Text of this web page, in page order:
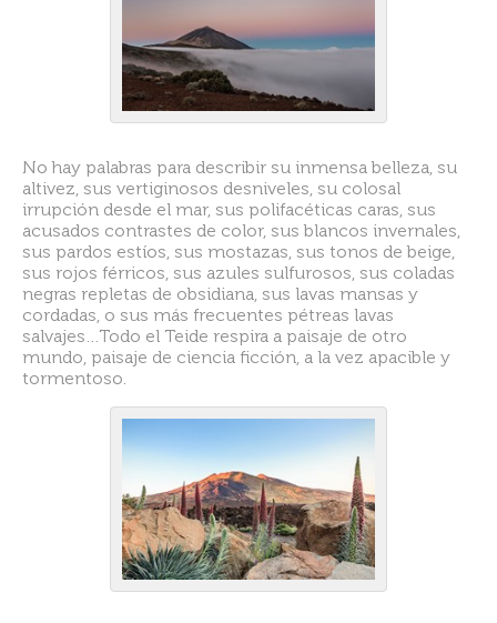
No hay palabras para describir su inmensa belleza, su
altivez, sus vertiginosos desniveles, su colosal
irrupción desde el mar, sus polifacéticas caras, sus
acusados contrastes de color, sus blancos invernales,
sus pardos estíos, sus mostazas, sus tonos de beige,
sus rojos férricos, sus azules sulfurosos, sus coladas
negras repletas de obsidiana, sus lavas mansas y
cordadas, o sus más frecuentes pétreas lavas
salvajes…Todo el Teide respira a paisaje de otro
mundo, paisaje de ciencia ficción, a la vez apacible y
tormentoso.